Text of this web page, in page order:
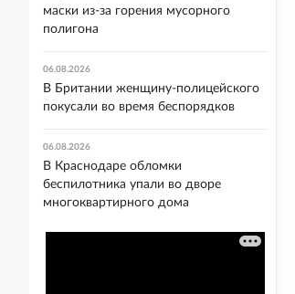
маски из-за горения мусорного
полигона
06.08.2026
В Британии женщину-полицейского
покусали во время беспорядков
06.08.2026
В Краснодаре обломки
беспилотника упали во дворе
многоквартирного дома